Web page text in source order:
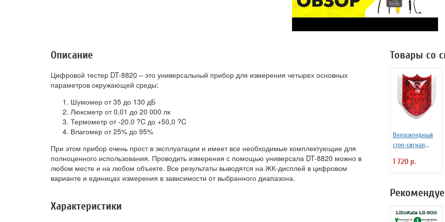
Описание
Цифровой тестер DT-8820 – это универсальный прибор для измерения четырех основных
параметров окружающей среды:
Шумомер от 35 до 130 дБ
Люксметр от 0,01 до 20 000 лк
Термометр от -20,0 ?C до +50,0 ?C
Влагомер от 25% до 95%
При этом прибор очень прост в эксплуатации и имеет все необходимые комплектующие для
полноценного использования. Проводить измерения с помощью универсала DT-8820 можно в
любом месте и на любом объекте. Все результаты выводятся на ЖК-дисплей в цифровом
варианте и единицах измерения в зависимости от выбранного диапазона.
Характеристики
Товары со
Велосипедный
стоп-сигнал
светодиоды+лазе
р
1 720 р.